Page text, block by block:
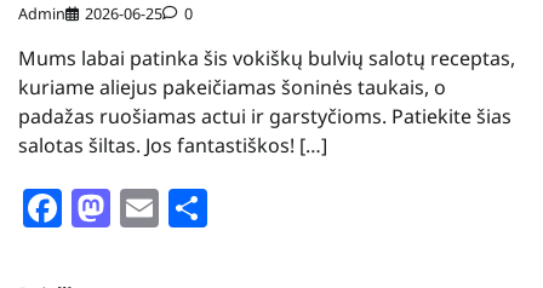
Admin 2026-06-25 0
Mums labai patinka šis vokiškų bulvių salotų receptas,
kuriame aliejus pakeičiamas šoninės taukais, o
padažas ruošiamas actui ir garstyčioms. Patiekite šias
salotas šiltas. Jos fantastiškos! […]
Facebook
Mastodon
Email